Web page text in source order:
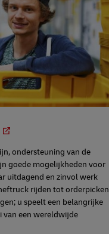
ondersteuning van de
goede mogelijkheden voor
uitdagend en zinvol werk
rijden tot orderpicken
u speelt een belangrijke
van een wereldwijde